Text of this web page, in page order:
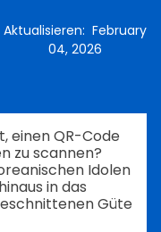
Aktualisieren: February
04, 2026
einen QR-Code
zu scannen?
Idolen
in das
Güte